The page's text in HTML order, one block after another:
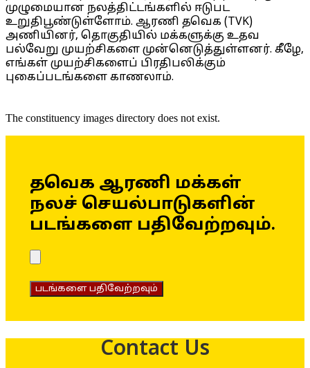
முழுமையான நலத்திட்டங்களில் ஈடுபட
உறுதிபூண்டுள்ளோம். ஆரணி தவெக (TVK)
அணியினர், தொகுதியில் மக்களுக்கு உதவ
பல்வேறு முயற்சிகளை முன்னெடுத்துள்ளனர். கீழே,
எங்கள் முயற்சிகளைப் பிரதிபலிக்கும்
புகைப்படங்களை காணலாம்.
The constituency images directory does not exist.
தவெக ஆரணி மக்கள்
நலச் செயல்பாடுகளின்
படங்களை பதிவேற்றவும்.
படங்களை பதிவேற்றவும்
Contact Us